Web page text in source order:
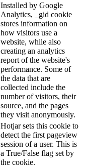
Installed by Google
Analytics, _gid cookie
stores information on
how visitors use a
website, while also
creating an analytics
report of the website's
performance. Some of
the data that are
collected include the
number of visitors, their
source, and the pages
they visit anonymously.
Hotjar sets this cookie to
detect the first pageview
session of a user. This is
a True/False flag set by
the cookie.